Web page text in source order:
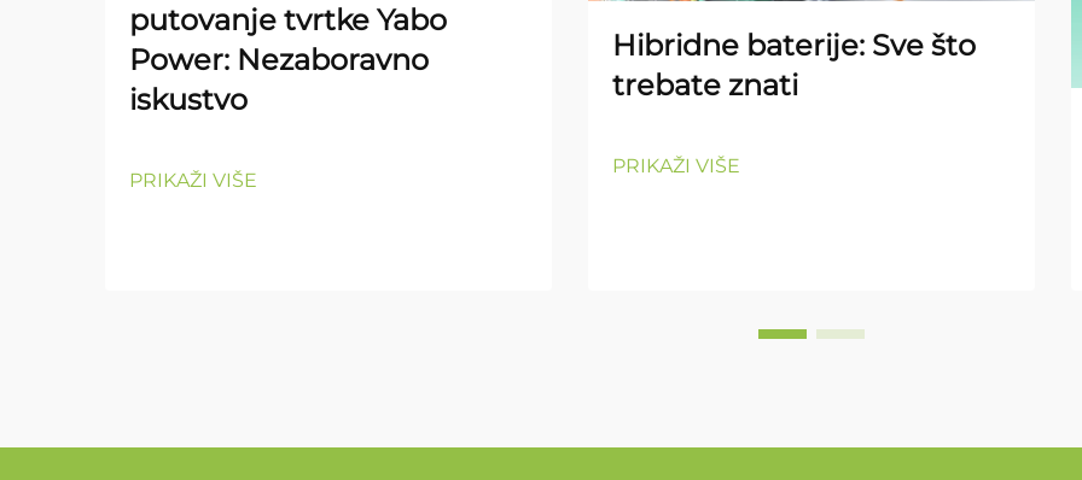
putovanje tvrtke Yabo
Power: Nezaboravno
iskustvo
PRIKAŽI VIŠE
Hibridne baterije: Sve što
trebate znati
PRIKAŽI VIŠE